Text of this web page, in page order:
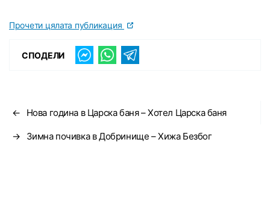
Прочети цялата публикация
СПОДЕЛИ
← Нова година в Царска баня – Хотел Царска баня
→ Зимна почивка в Добринище – Хижа Безбог